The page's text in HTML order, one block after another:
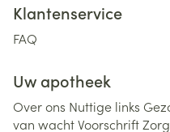
Klantenservice
FAQ
Uw apotheek
Over ons Nuttige links
van wachtVoorschrift